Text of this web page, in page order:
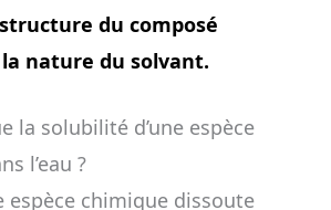
du composé
nature du solvant.
la solubilité d’une espèce
l’eau ?
espèce chimique dissoute